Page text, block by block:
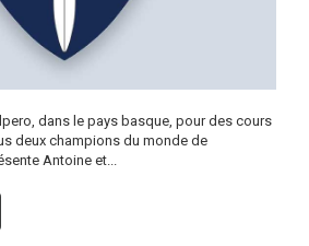
dans le pays basque, pour des cours
deux champions du monde de
Antoine et...